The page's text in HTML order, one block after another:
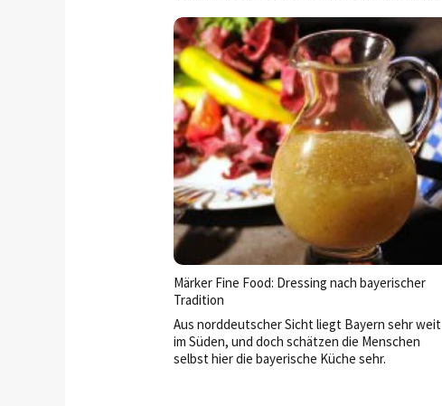
Mehrumsatz im Oktober.
Märker Fine Food: Dressing nach bayerischer
Tradition
Aus norddeutscher Sicht liegt Bayern sehr weit
im Süden, und doch schätzen die Menschen
selbst hier die bayerische Küche sehr.